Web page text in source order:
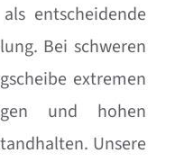
entscheidende
Bei schweren
extremen
und hohen
Unsere